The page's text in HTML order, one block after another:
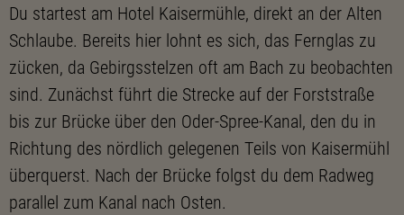
Du startest am Hotel Kaisermühle, direkt an der Alten
Schlaube. Bereits hier lohnt es sich, das Fernglas zu
zücken, da Gebirgsstelzen oft am Bach zu beobachten
sind. Zunächst führt die Strecke auf der Forststraße
bis zur Brücke über den Oder-Spree-Kanal, den du in
Richtung des nördlich gelegenen Teils von Kaisermühl
überquerst. Nach der Brücke folgst du dem Radweg
parallel zum Kanal nach Osten.